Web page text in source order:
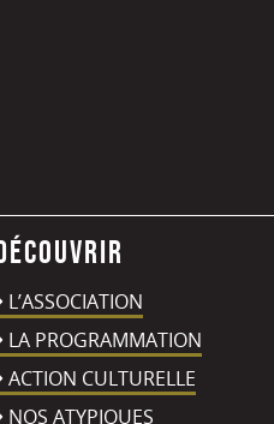
L’ASSOCIATION
LA PROGRAMMATION
ACTION CULTURELLE
NOS ATYPIQUES